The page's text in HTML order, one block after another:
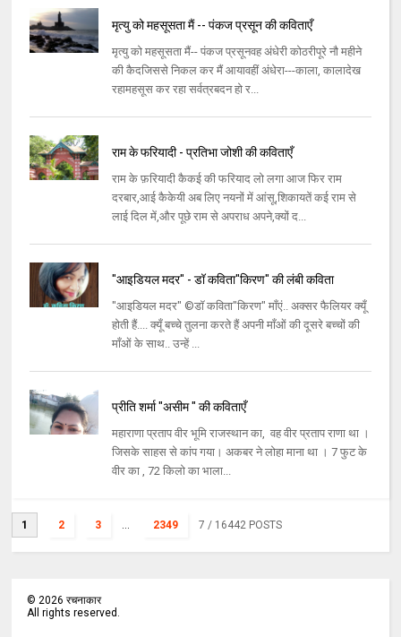
मृत्यु को महसूसता मैं -- पंकज प्रसून की कविताएँ
मृत्यु को महसूसता मैं-- पंकज प्रसूनवह अंधेरी कोठरीपूरे नौ महीने
की कैदजिससे निकल कर मैं आयावहीं अंधेरा---काला, कालादेख
रहामहसूस कर रहा सर्वत्रबदन हो र...
राम के फरियादी - प्रतिभा जोशी की कविताएँ
राम के फ़रियादी कैकई की फरियाद लो लगा आज फिर राम
दरबार,आई कैकेयी अब लिए नयनों में आंसू,शिकायतें कई राम से
लाई दिल में,और पूछे राम से अपराध अपने,क्यों द...
"आइडियल मदर" - डॉ कविता"किरण" की लंबी कविता
"आइडियल मदर" ©डॉ कविता"किरण" माँएं.. अक्सर फैलियर क्यूँ
होती हैं.... क्यूँ बच्चे तुलना करते हैं अपनी माँओं की दूसरे बच्चों की
माँओं के साथ.. उन्हें ...
प्रीति शर्मा "असीम " की कविताएँ
महाराणा प्रताप वीर भूमि राजस्थान का, वह वीर प्रताप राणा था ।
जिसके साहस से कांप गया। अकबर ने लोहा माना था । 7 फुट के
वीर का , 72 किलो का भाला...
1 2 3 ... 2349 7 / 16442 POSTS
©2026 रचनाकार
All rights reserved.